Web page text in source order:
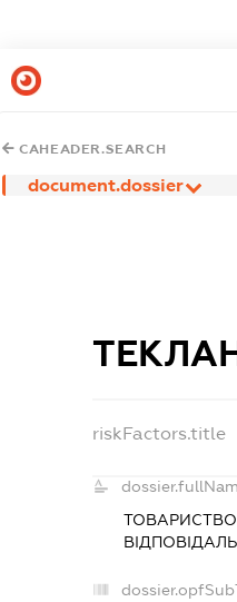
CAHEADER.SEARCH
document.dossier
riskFactors.title